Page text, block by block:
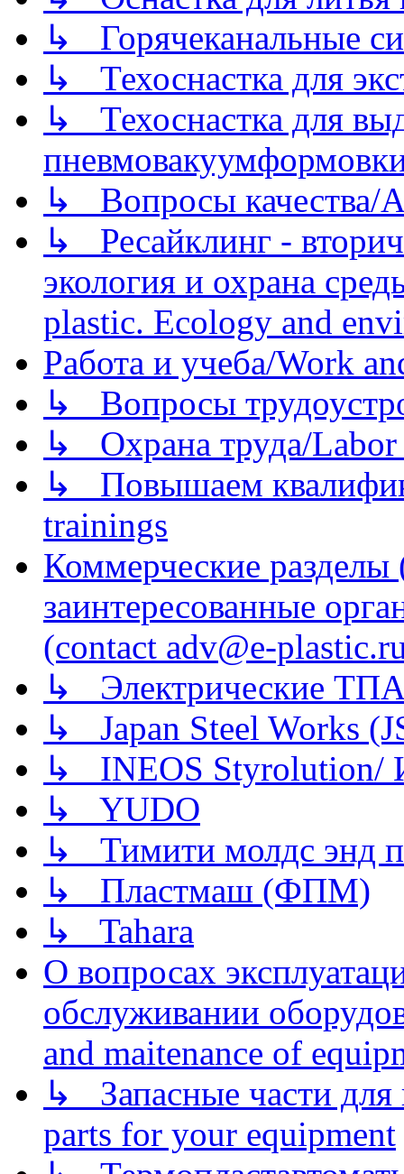
↳ Горячеканальные
↳ Техоснастка для
↳ Техоснастка для
↳ Вопросы качества/
↳ Ресайклинг -
экология и охрана
plastic. Ecology and
Работа и учеба/Work
↳ Вопросы
↳ Охрана труда/Labor
↳ Повышаем
trainings
Коммерческие
заинтересованные
(contact adv@e-
↳ Электрические
↳ Japan Steel Works
↳ INEOS
↳ YUDO
↳ Тимити молдс энд
↳ Пластмаш (ФПМ)
↳ Tahara
О вопросах
обслуживании
and maitenance of
↳ Запасные части для
parts for your equipment